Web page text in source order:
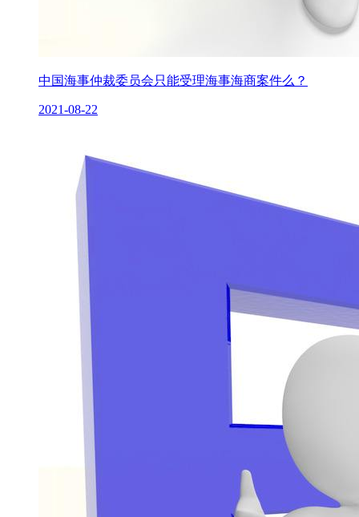
中国海事仲裁委员会只能受理海事海商案件么？
2021-08-22